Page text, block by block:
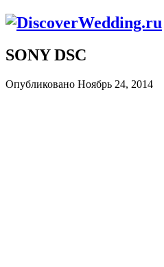
SONY DSC
Опубликовано Ноябрь 24, 2014